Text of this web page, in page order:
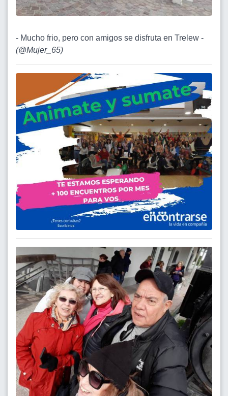
- Mucho frio, pero con amigos se disfruta en Trelew -
(@Mujer_65)